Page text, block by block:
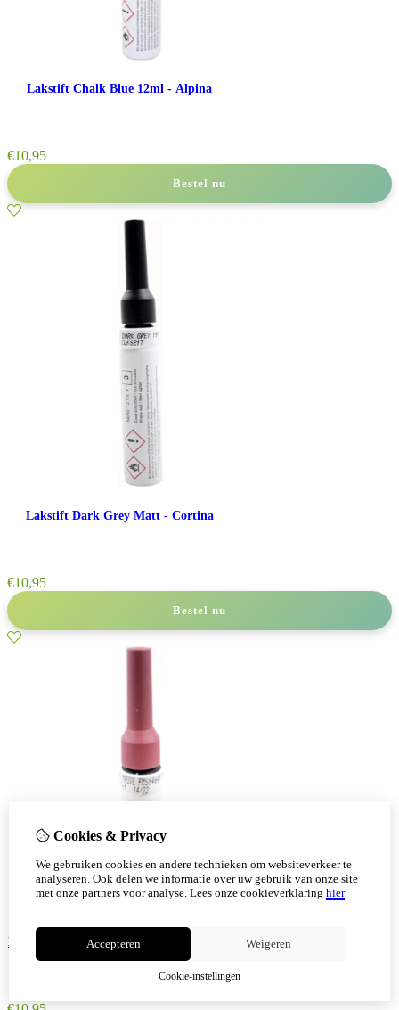
Lakstift Chalk Blue 12ml - Alpina
€10,95
Bestel nu
Lakstift Dark Grey Matt - Cortina
€10,95
Bestel nu
Lakstift Dark Mauve Matt 12ml - Alpina
Cookies & Privacy
We gebruiken cookies en andere technieken om websiteverkeer te
analyseren. Ook delen we informatie over uw gebruik van onze site
met onze partners voor analyse. Lees onze cookieverklaring hier
Accepteren Weigeren
Cookie-instellingen